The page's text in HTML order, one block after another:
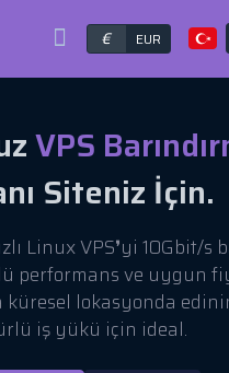
€ EUR
VPS
Siteniz İçin.
Linux VPS❜yi 10Gbit/s
performans ve uygun
küresel lokasyonda
iş yükü için ideal.